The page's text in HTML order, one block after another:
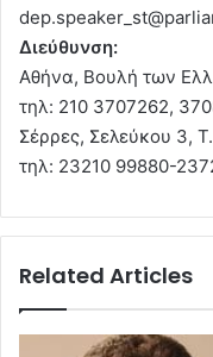
Διεύθυνση:
Αθήνα, Βουλή των
τηλ: 210 3707262,
Σέρρες, Σελεύκου 3,
τηλ: 23210 99880-
Related Articles